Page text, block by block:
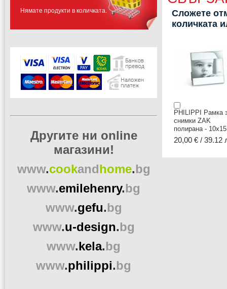
Сложете
количката
PHILIPPI Рамка
снимки ZAK
полирана - 10x15
20,00 € / 39.12
Нямате продукти в количката.
Другите ни online
магазини!
www.cookandhome.bg
www.emilehenry.bg
www.gefu.bg
www.u-design.bg
www.kela.bg
www.philippi.bg